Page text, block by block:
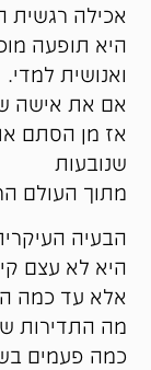
אכילה רגשית
היא תופעה
ואנושית למדי.
אם את אישה
אז מן הסתם
שנובעות
מתוך העולם
הבעיה
היא לא עצם
אלא עד כמה
מה התדירות
כמה פעמים